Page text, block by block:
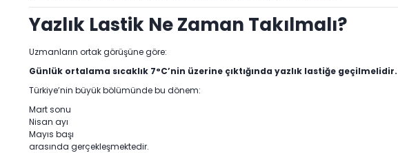
Yazlık Lastik Ne Zaman Takılmalı?
Uzmanların ortak görüşüne göre:
Günlük ortalama sıcaklık 7°C’nin üzerine çıktığında yazlık lastiğe geçilmelidir.
Türkiye’nin büyük bölümünde bu dönem:
Mart sonu
Nisan ayı
Mayıs başı
arasında gerçekleşmektedir.